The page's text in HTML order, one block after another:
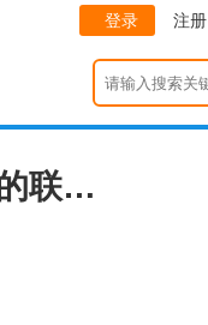
登录 注册
有谁知道呼和浩特都有哪些秀尔1.6 GL MT4S店，以及现在的联系方...